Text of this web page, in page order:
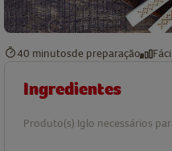
40 minutosde preparação
Ingredientes
Produto(s) Iglo necessários